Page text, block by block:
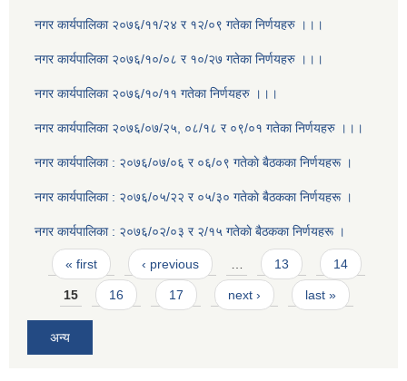
नगर कार्यपालिका २०७६/११/२४ र १२/०९ गतेका निर्णयहरु ।।।
नगर कार्यपालिका २०७६/१०/०८ र १०/२७ गतेका निर्णयहरु ।।।
नगर कार्यपालिका २०७६/१०/११ गतेका निर्णयहरु ।।।
नगर कार्यपालिका २०७६/०७/२५, ०८/१८ र ०९/०१ गतेका निर्णयहरु ।।।
नगर कार्यपालिका : २०७६/०७/०६ र ०६/०९ गतेकाे बैठकका निर्णयहरू ।
नगर कार्यपालिका : २०७६/०५/२२ र ०५/३० गतेकाे बैठकका निर्णयहरू ।
नगर कार्यपालिका : २०७६/०२/०३ र २/१५ गतेकाे बैठकका निर्णयहरू ।
Pages
« first ‹ previous … 13 14
15 16 17 next › last »
अन्य